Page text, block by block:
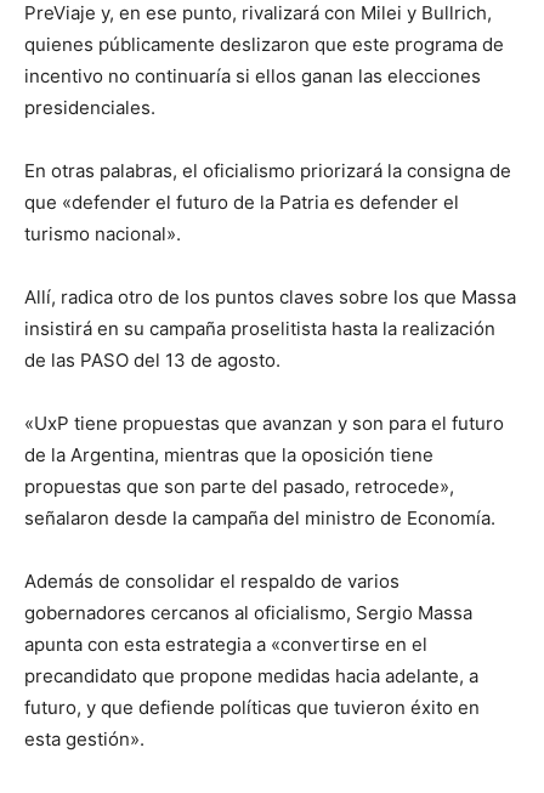
PreViaje y, en ese punto, rivalizará con Milei y Bullrich,
quienes públicamente deslizaron que este programa de
incentivo no continuaría si ellos ganan las elecciones
presidenciales.
En otras palabras, el oficialismo priorizará la consigna de
que «defender el futuro de la Patria es defender el
turismo nacional».
Allí, radica otro de los puntos claves sobre los que Massa
insistirá en su campaña proselitista hasta la realización
de las PASO del 13 de agosto.
«UxP tiene propuestas que avanzan y son para el futuro
de la Argentina, mientras que la oposición tiene
propuestas que son parte del pasado, retrocede»,
señalaron desde la campaña del ministro de Economía.
Además de consolidar el respaldo de varios
gobernadores cercanos al oficialismo, Sergio Massa
apunta con esta estrategia a «convertirse en el
precandidato que propone medidas hacia adelante, a
futuro, y que defiende políticas que tuvieron éxito en
esta gestión».